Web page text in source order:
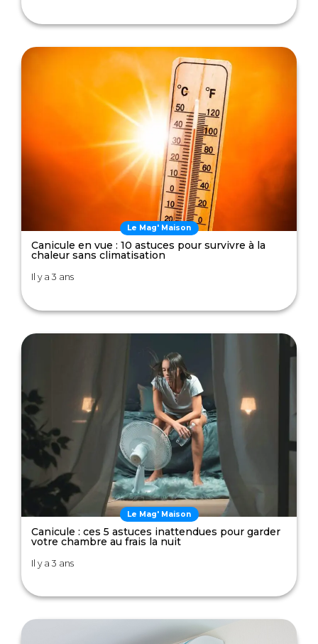
Le Mag' Maison
Canicule en vue : 10 astuces pour survivre à la
chaleur sans climatisation
Il y a 3 ans
Le Mag' Maison
Canicule : ces 5 astuces inattendues pour garder
votre chambre au frais la nuit
Il y a 3 ans